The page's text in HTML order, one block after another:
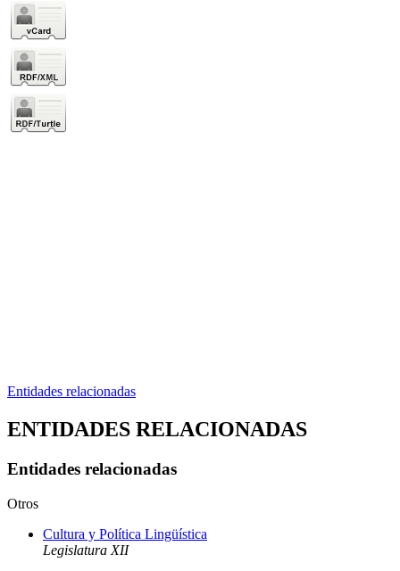
Entidades relacionadas
ENTIDADES RELACIONADAS
Entidades relacionadas
Otros
Cultura y Política Lingüística
Legislatura XII